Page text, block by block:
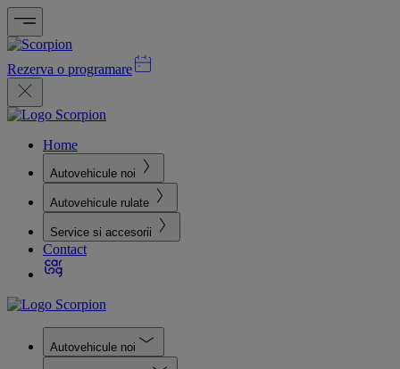
Rezerva o programare
Home
Autovehicule noi
Autovehicule rulate
Service si accesorii
Contact
Autovehicule noi